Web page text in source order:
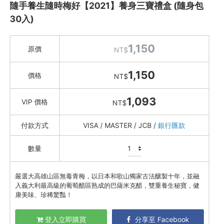
愛甜點
水餃 / 麵食 / 湯圓 / 包子
滷味 / 香腸 / 下酒菜
礦泉水 / 氣泡水
喫茶喝咖啡 / 飲料
農產 / 乾貨
油鹽醬醋
頂級美食
餐廚好朋友
隨手養生隨時梅好【2021】養身三寶禮盒 (隨身包
30入)
原價 NT$1,150
價格 NT$1,150
VIP 價格 NT$1,093
付款方式 VISA / MASTER / JCB / 銀行匯款
數量
嚴選大高雄山區無毒青梅，以日本和歌山獨家古法釀製十年，並融
入義大利最高級的葡萄醋區熟成的巴薩米克醋，雙重養生秘寶，健
康美味、珍稀驚豔！
登入立即購買 分享至 Facebook